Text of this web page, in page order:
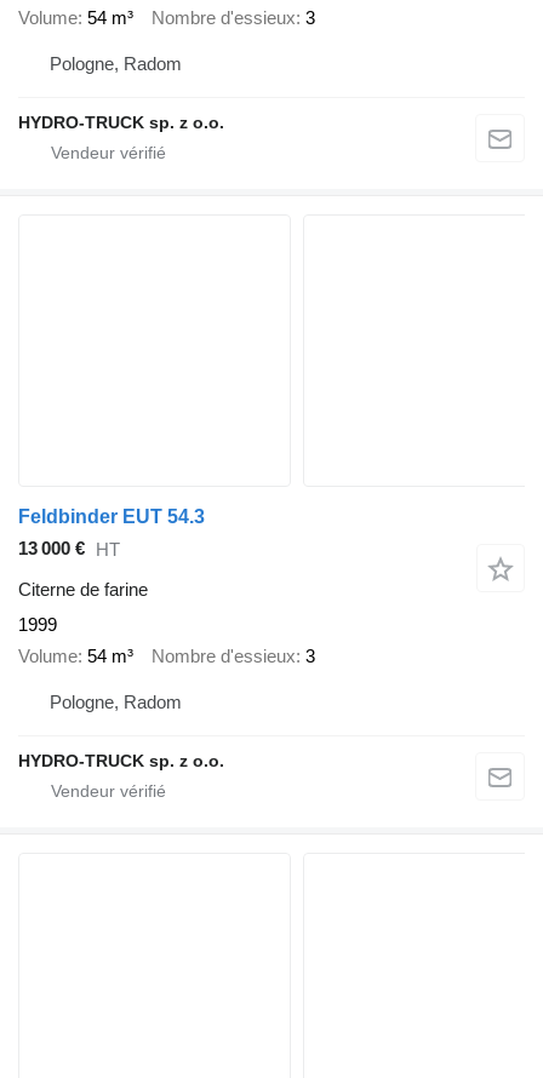
Volume 54 m³ Nombre d'essieux 3
Pologne, Radom
HYDRO-TRUCK sp. z o.o.
Feldbinder EUT 54.3
13 000 € HT
Citerne de farine
1999
Volume 54 m³ Nombre d'essieux 3
Pologne, Radom
HYDRO-TRUCK sp. z o.o.